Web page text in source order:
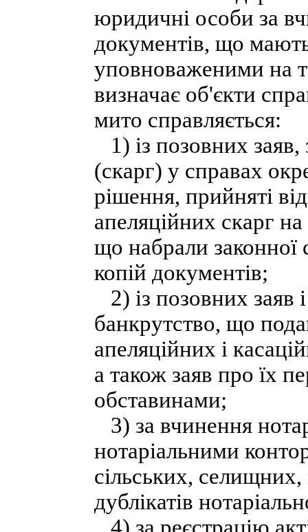
юридичні особи за
документів, що
уповноваженими на
визначає об'єкти
мито справляється:
1) із позовних заяв,
(скарг) у справах
рішення, прийняті
апеляційних скарг
що набрали законної
копій документів;
2) із позовних заяв
банкрутство, що
апеляційних і
а також заяв про їх
обставинами;
3) за вчинення
нотаріальними
сільських,
дублікатів